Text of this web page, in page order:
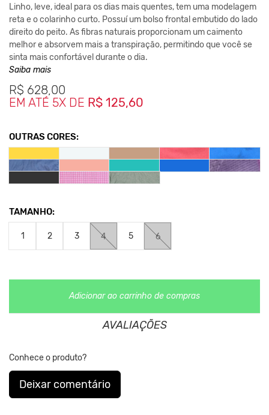
Linho, leve, ideal para os dias mais quentes, tem uma modelagem
reta e o colarinho curto. Possuí um bolso frontal embutido do lado
direito do peito. As fibras naturais proporcionam um caimento
melhor e absorvem mais a transpiração, permitindo que você se
sinta mais confortável durante o dia.
Costurada com linha 100% Algodão.
Botões Personalizados de Poliéster.
1y - Largura 50cm / Comprimento 71cm
3y - Largura 54cm / Comprimento 75cm
4y - Largura 56cm / Comprimento 77cm
*As medidas podem ter variação de até 2 cm
**As cores podem variar conforme a configuração do seu
Nos Produtos da King55 não se utilizam nenhum material de
origem animal. Além disso, sustentabilidade é algo que está no
Saiba mais
R$ 628,00
EM ATÉ 5X DE R$ 125,60
OUTRAS CORES:
TAMANHO:
1 2 3 4 5 6
Adicionar ao carrinho de compras
AVALIAÇÕES
Conhece o produto?
Deixar comentário